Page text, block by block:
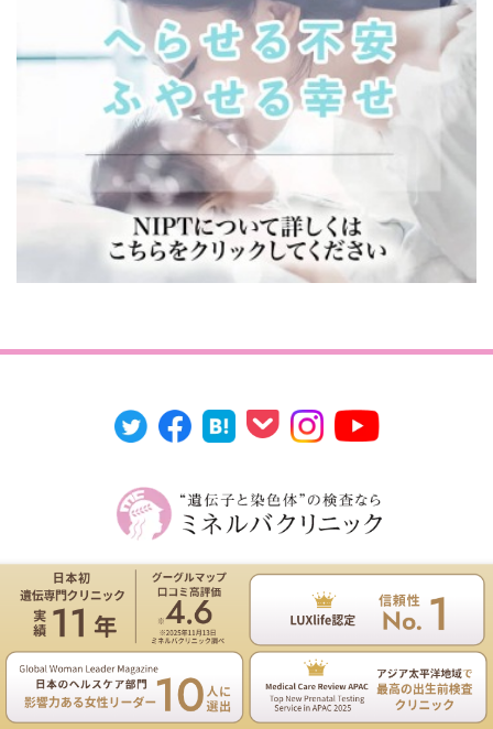
〒 107-0061
東京都港区北青山2-7-25
神宮外苑ビル1号館2階
遺伝専門医のNIPT遺伝カウンセリングは無料
お電話 ご予約